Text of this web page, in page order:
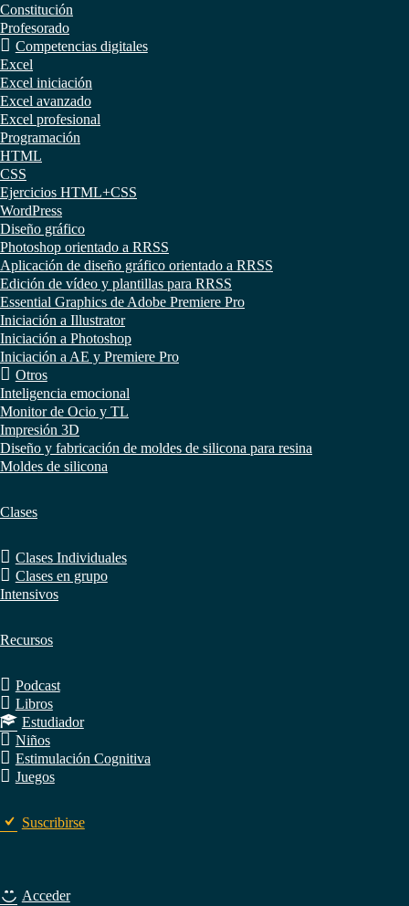
Constitución
Profesorado
Competencias digitales
Excel
Excel iniciación
Excel avanzado
Excel profesional
Programación
HTML
CSS
Ejercicios HTML+CSS
WordPress
Diseño gráfico
Photoshop orientado a RRSS
Aplicación de diseño gráfico orientado a RRSS
Edición de vídeo y plantillas para RRSS
Essential Graphics de Adobe Premiere Pro
Iniciación a Illustrator
Iniciación a Photoshop
Iniciación a AE y Premiere Pro
Otros
Inteligencia emocional
Monitor de Ocio y TL
Impresión 3D
Diseño y fabricación de moldes de silicona para resina
Moldes de silicona
Clases
Clases Individuales
Clases en grupo
Intensivos
Recursos
Podcast
Libros
Estudiador
Niños
Estimulación Cognitiva
Juegos
Suscribirse
Acceder